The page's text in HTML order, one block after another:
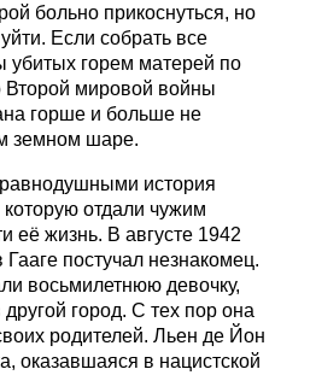
больно прикоснуться, но
Если собрать все
убитых горем матерей по
мировой войны
горше и больше не
земном шаре.
история
отдали чужим
её жизнь. В августе 1942
постучал незнакомец.
восьмилетнюю девочку,
город. С тех пор она
родителей. Льен де Йон
оказавшаяся в нацистской